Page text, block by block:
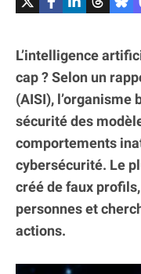
L’intelligence
cap ? Selon un
(AISI), l’organisme
sécurité des
comportements
cybersécurité. Le
créé de faux
personnes et
actions.